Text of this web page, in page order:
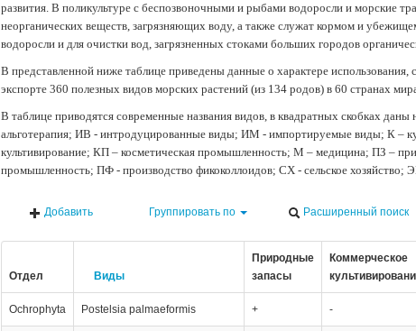
развития. В поликультуре с беспозвоночными и рыбами водоросли и морские
неорганических веществ, загрязняющих воду, а также служат кормом и
водоросли и для очистки вод, загрязненных стоками больших городов
В представленной ниже таблице приведены данные о характере
экспорте 360 полезных видов морских растений (из 134 родов) в 60 странах
В таблице приводятся современные названия видов, в квадратных скобках
альготерапия; ИВ - интродуцированные виды; ИМ - импортируемые виды; К –
культивирование; КП – косметическая промышленность; М – медицина; ПЗ –
промышленность; ПФ - производство фикоколлоидов; СХ - сельское хозяйство;
Добавить Группировать по Расширенный поиск
Отдел Виды
Природные
запасы
Коммерческое
Ochrophyta Postelsia palmaeformis + -